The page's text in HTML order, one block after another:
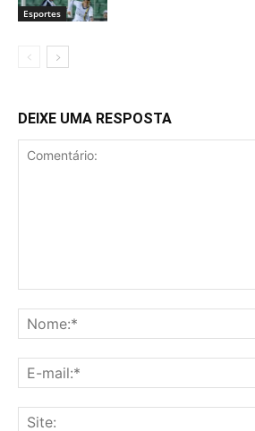
Esportes
DEIXE UMA RESPOSTA